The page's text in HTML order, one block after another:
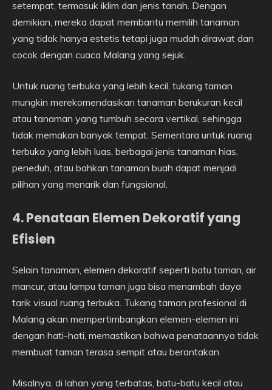
setempat, termasuk iklim dan jenis tanah. Dengan
demikian, mereka dapat membantu memilih tanaman
yang tidak hanya estetis tetapi juga mudah dirawat dan
cocok dengan cuaca Malang yang sejuk.
Untuk ruang terbuka yang lebih kecil, tukang taman
mungkin merekomendasikan tanaman berukuran kecil
atau tanaman yang tumbuh secara vertikal, sehingga
tidak memakan banyak tempat. Sementara untuk ruang
terbuka yang lebih luas, berbagai jenis tanaman hias,
peneduh, atau bahkan tanaman buah dapat menjadi
pilihan yang menarik dan fungsional.
4. Penataan Elemen Dekoratif yang
Efisien
Selain tanaman, elemen dekoratif seperti batu taman, air
mancur, atau lampu taman juga bisa menambah daya
tarik visual ruang terbuka. Tukang taman profesional di
Malang akan mempertimbangkan elemen-elemen ini
dengan hati-hati, memastikan bahwa penataannya tidak
membuat taman terasa sempit atau berantakan.
Misalnya, di lahan yang terbatas, batu-batu kecil atau